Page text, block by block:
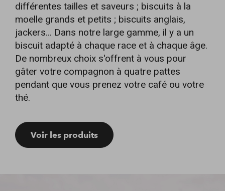
différentes tailles et saveurs ; biscuits à la
moelle grands et petits ; biscuits anglais,
jackers... Dans notre large gamme, il y a un
biscuit adapté à chaque race et à chaque âge.
De nombreux choix s'offrent à vous pour
gâter votre compagnon à quatre pattes
pendant que vous prenez votre café ou votre
thé.
Voir les produits